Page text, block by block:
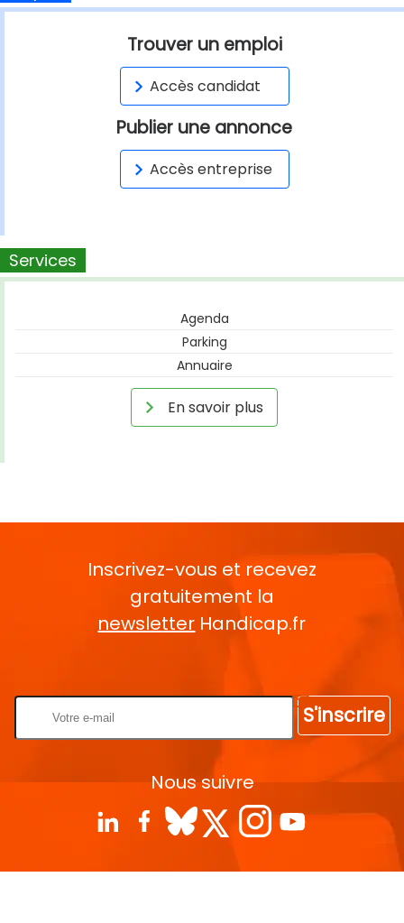
Trouver un emploi
Accès candidat
Publier une annonce
Accès entreprise
Services
Agenda
Parking
Annuaire
En savoir plus
Inscrivez-vous et recevez
gratuitement la
newsletter Handicap.fr
S'inscrire
Nous suivre